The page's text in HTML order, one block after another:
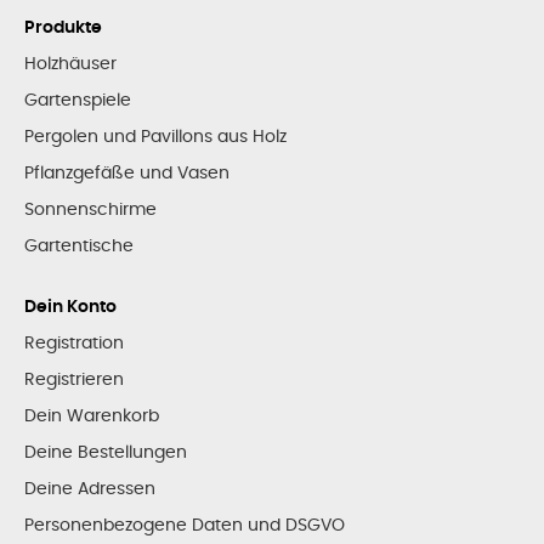
Produkte
Holzhäuser
Gartenspiele
Pergolen und Pavillons aus Holz
Pflanzgefäße und Vasen
Sonnenschirme
Gartentische
Dein Konto
Registration
Registrieren
Dein Warenkorb
Deine Bestellungen
Deine Adressen
Personenbezogene Daten und DSGVO